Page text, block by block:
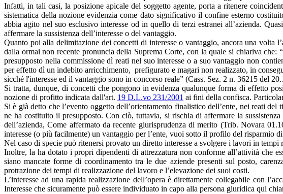
Infatti, in tali casi, la posizione apicale del soggetto agente, porta a ritenere
sistematica della nozione evidenzia come dato significativo il confine esterno
abbia agito nel suo esclusivo interesse od in quello di terzi estranei all’azienda.
affermare la sussistenza dell’interesse o del vantaggio.
Quanto poi alla delimitazione dei concetti di interesse o vantaggio, ancora una volta
dalla ormai non recente pronuncia della Suprema Corte, con la quale si chiariva
presupposto nella commissione dì reati nel suo interesse o a suo vantaggio non
per effetto dì un indebito arricchimento, prefigurato e magari non realizzato, in
sicché l'interesse ed il vantaggio sono in concorso reale” (Cass. Sez. 2 n. 36215 del
Si tratta, dunque, di concetti che pongono in evidenza qualunque forma di effetto
nozione di profitto indicata dall'art. 19 D.L.vo 231/2001 ai fini della confisca.
Si è già detto che l’evento oggetto dell’orientamento finalistico dell’ente, nei reati
ne ha costituito il presupposto. Con ciò, tuttavia, si rischia di affermare la
dell’azienda, Come affermato da recente giurisprudenza di merito (Trib. Novara
interesse (o più facilmente) un vantaggio per l’ente, vuoi sotto il profilo del risparmio
Nel caso di specie può ritenersi provato un diretto interesse a svolgere i lavori in
Inoltre, la ha dotato i propri dipendenti di attrezzatura non conforme all’attività che
siano mancate forme di coordinamento tra le due aziende presenti sul posto,
protrazione dei tempi di realizzazione del lavoro e l’elevazione dei suoi costi.
L’interesse ad una rapida realizzazione dell’opera è direttamente collegabile con
Interesse che sicuramente può essere individuato in capo alla persona giuridica qui